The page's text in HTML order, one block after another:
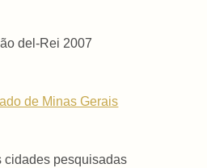
del-Rei 2007
de Minas Gerais
cidades pesquisadas